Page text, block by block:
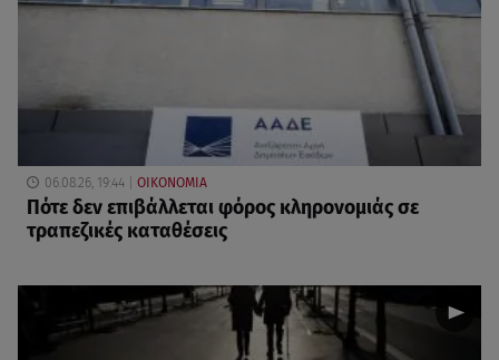
06.08.26, 19:44 ΟΙΚΟΝΟΜΙΑ
Πότε δεν επιβάλλεται φόρος κληρονομιάς σε
τραπεζικές καταθέσεις